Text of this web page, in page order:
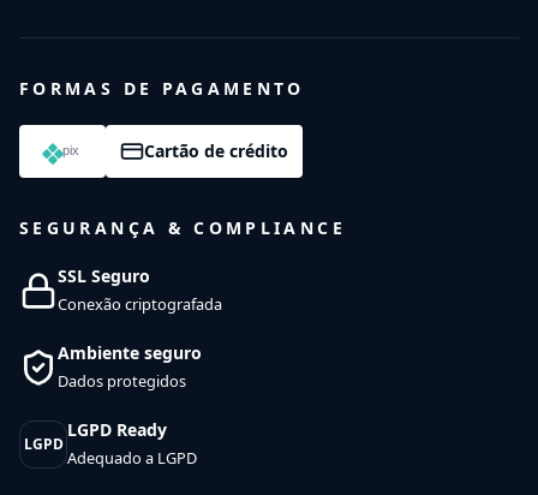
FORMAS DE PAGAMENTO
Cartão de crédito
SEGURANÇA & COMPLIANCE
SSL Seguro
Conexão criptografada
Ambiente seguro
Dados protegidos
LGPD
LGPD Ready
Adequado a LGPD